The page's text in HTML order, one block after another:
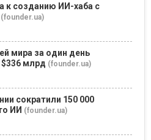
к созданию ИИ-хаба с
(founder.ua)
мира за один день
$336 млрд (founder.ua)
сократили 150 000
ИИ (founder.ua)